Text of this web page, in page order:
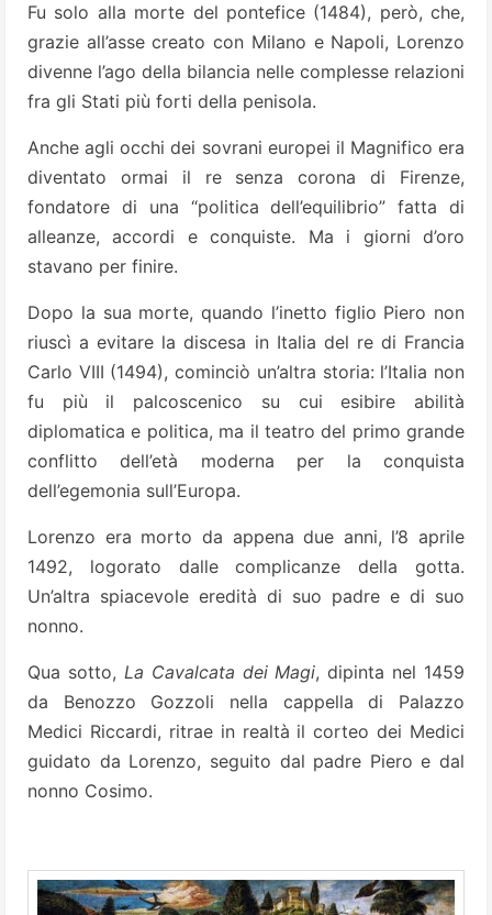
Fu solo alla morte del pontefice (1484), però, che,
grazie all’asse creato con Milano e Napoli, Lorenzo
divenne l’ago della bilancia nelle complesse relazioni
fra gli Stati più forti della penisola.
Anche agli occhi dei sovrani europei il Magnifico era
diventato ormai il re senza corona di Firenze,
fondatore di una “politica dell’equilibrio” fatta di
alleanze, accordi e conquiste. Ma i giorni d’oro
stavano per finire.
Dopo la sua morte, quando l’inetto figlio Piero non
riuscì a evitare la discesa in Italia del re di Francia
Carlo VIII (1494), cominciò un’altra storia: l’Italia non
fu più il palcoscenico su cui esibire abilità
diplomatica e politica, ma il teatro del primo grande
conflitto dell’età moderna per la conquista
dell’egemonia sull’Europa.
Lorenzo era morto da appena due anni, l’8 aprile
1492, logorato dalle complicanze della gotta.
Un’altra spiacevole eredità di suo padre e di suo
nonno.
Qua sotto, La Cavalcata dei Magi, dipinta nel 1459
da Benozzo Gozzoli nella cappella di Palazzo
Medici Riccardi, ritrae in realtà il corteo dei Medici
guidato da Lorenzo, seguito dal padre Piero e dal
nonno Cosimo.